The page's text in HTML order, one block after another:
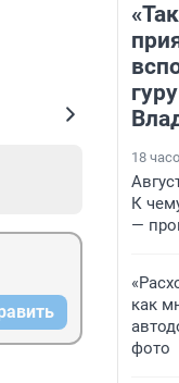
18
К
—
как
фото